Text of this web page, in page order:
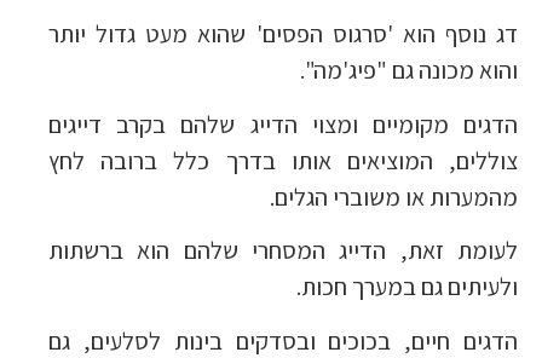
דג נוסף הוא 'סרגוס הפסים' שהוא מעט גדול יותר
והוא מכונה גם "פיג'מה".
הדגים מקומיים ומצוי הדייג שלהם בקרב דייגים
צוללים, המוציאים אותו בדרך כלל ברובה לחץ
מהמערות או משוברי הגלים.
לעומת זאת, הדייג המסחרי שלהם הוא ברשתות
ולעיתים גם במערך חכות.
הדגים חיים, בכוכים ובסדקים בינות לסלעים, גם